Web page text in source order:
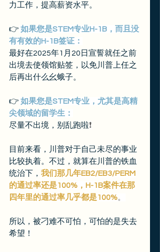
力工作，提高薪资水平。
👉 如果您是STEM专业H-1B，而且没
有有效的H-1B签证：
最好在2025年1月20日宣誓就任之前
出境去使领馆贴签，以免川普上任之
后再出什么幺蛾子。
👉 如果您是STEM专业，尤其是高精
尖领域的留学生：
尽量不出境，别乱跑啦❗️
目前来看，川普对于自己未尽的事业
比较执着。不过，就算在川普的铁血
统治下， 我们那几年EB2/EB3/PERM
的通过率还是100%，H-1B案件在那
四年里的通过率几乎都是100%。
所以，被刁难不可怕，可怕的是失去
希望！